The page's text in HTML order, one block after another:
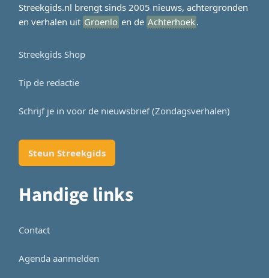
Streekgids.nl brengt sinds 2005 nieuws, achtergronden
en verhalen uit Groenlo en de Achterhoek.
Streekgids Shop
Tip de redactie
Schrijf je in voor de nieuwsbrief (Zondagsverhalen)
Steun Streekgids
Handige links
Contact
Agenda aanmelden